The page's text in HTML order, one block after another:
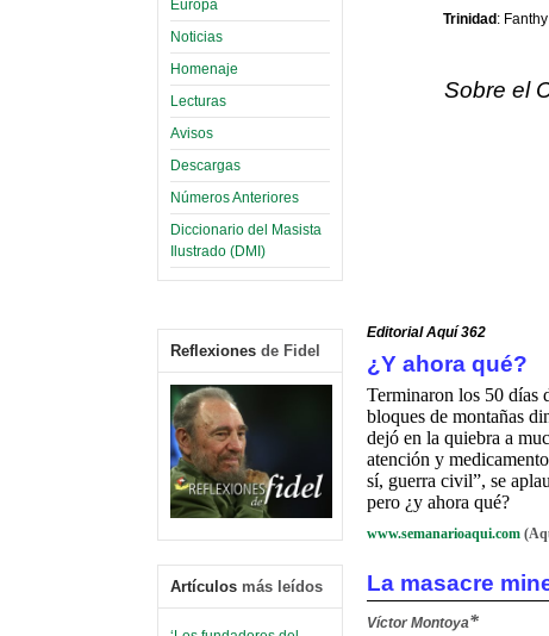
Europa
Noticias
Homenaje
Lecturas
Avisos
Descargas
Números Anteriores
Diccionario del Masista
Ilustrado (DMI)
Reflexiones de Fidel
Artículos más leídos
Trinidad :
Sobre el
Editorial Aquí 362
¿Y ahora qué?
Terminaron los 50 días
bloques de montañas
dejó en la quiebra a
atención y
sí, guerra civil”, se
pero ¿y ahora qué?
www.semanarioaqui.com
La masacre
Víctor Montoya*